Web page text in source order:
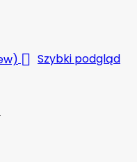
 Szybki podgląd